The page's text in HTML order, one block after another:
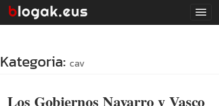
Kategoria: cav
Los Gobiernos Navarro y Vasco